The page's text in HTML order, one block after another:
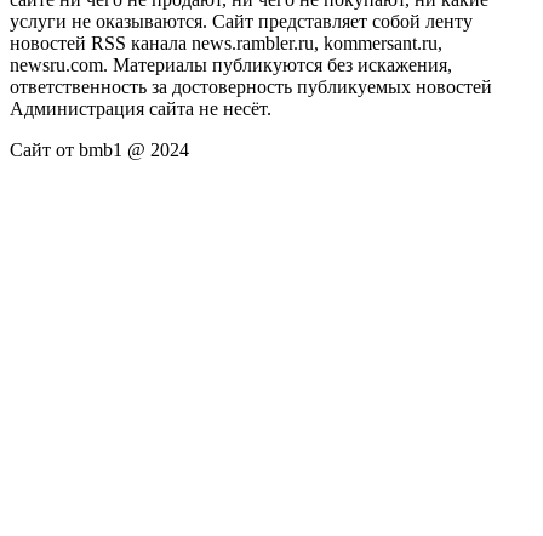
услуги не оказываются. Сайт представляет собой ленту
новостей RSS канала news.rambler.ru, kommersant.ru,
newsru.com. Материалы публикуются без искажения,
ответственность за достоверность публикуемых новостей
Администрация сайта не несёт.
Сайт от bmb1 @ 2024